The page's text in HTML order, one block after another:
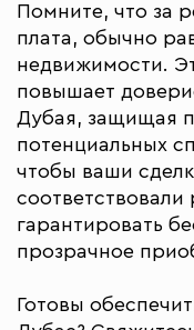
Помните, что за
плата, обычно
недвижимости.
повышает
Дубая, защищая
потенциальных
чтобы ваши
гарантировать
прозрачное
Готовы